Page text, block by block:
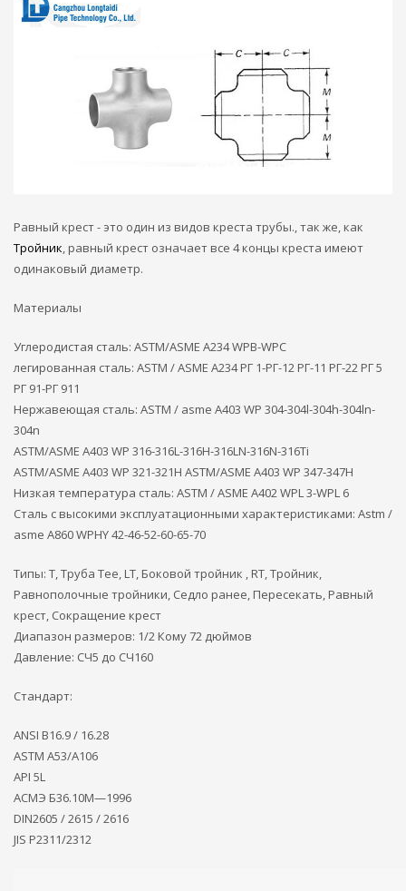
Равный крест - это один из видов креста трубы., так же, как
Тройник, равный крест означает все 4 концы креста имеют
одинаковый диаметр.
Материалы
Углеродистая сталь: ASTM/ASME A234 WPB-WPC
легированная сталь: ASTM / ASME A234 РГ 1-РГ-12 РГ-11 РГ-22 РГ 5
РГ 91-РГ 911
Нержавеющая сталь: ASTM / asme A403 WP 304-304l-304h-304ln-
304n
ASTM/ASME A403 WP 316-316L-316H-316LN-316N-316Ti
ASTM/ASME A403 WP 321-321H ASTM/ASME A403 WP 347-347H
Низкая температура сталь: ASTM / ASME A402 WPL 3-WPL 6
Сталь с высокими эксплуатационными характеристиками: Astm /
asme A860 WPHY 42-46-52-60-65-70
Типы: Т, Труба Tee, LT, Боковой тройник , RT, Тройник,
Равнополочные тройники, Седло ранее, Пересекать, Равный
крест, Сокращение крест
Диапазон размеров: 1/2 Кому 72 дюймов
Давление: СЧ5 до СЧ160
Стандарт:
ANSI B16.9 / 16.28
ASTM A53/A106
API 5L
АСМЭ Б36.10М—1996
DIN2605 / 2615 / 2616
JIS P2311/2312